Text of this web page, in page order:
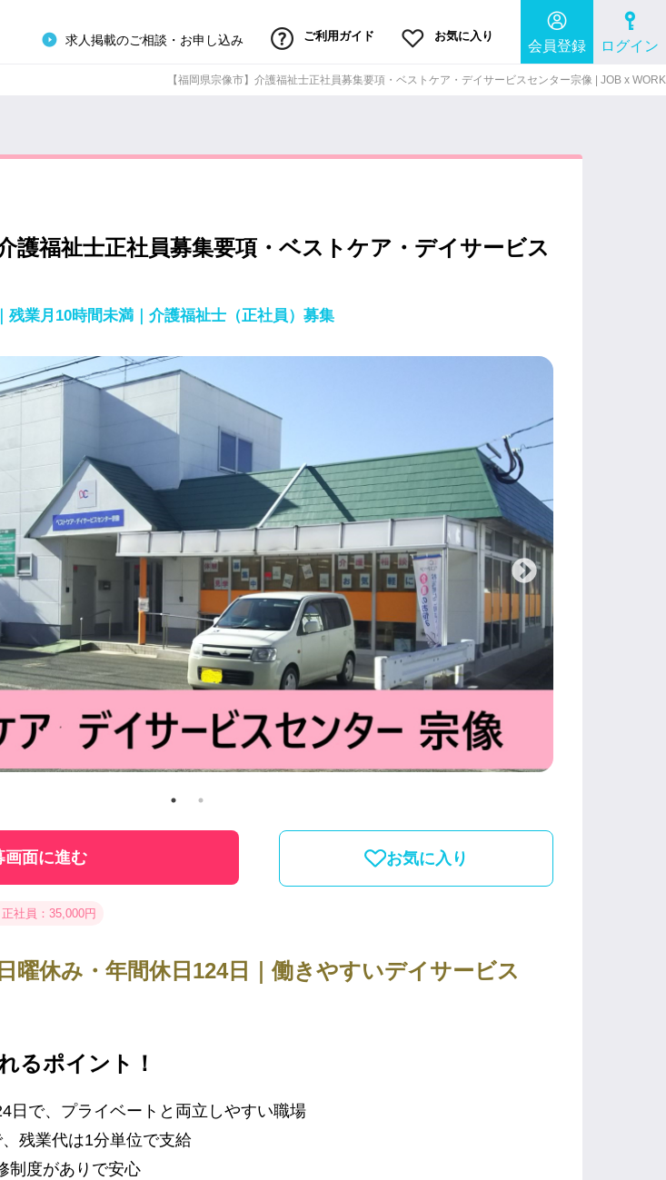
求人掲載のご相談・お申し込み ご利用ガイド お気に入り
会員登録 ログイン
【福岡県宗像市】介護福祉士正社員募集要項・ベストケア・デイサービスセンター宗像 | JOB x WORK
護福祉士正社員募集要項・ベストケア・デイサービス
残業月10時間未満｜介護福祉士（正社員）募集
画面に進む お気に入り
社員：35,000円
曜休み・年間休日124日｜働きやすいデイサービス
るポイント！
日で、プライベートと両立しやすい職場
残業代は1分単位で支給
制度がありで安心